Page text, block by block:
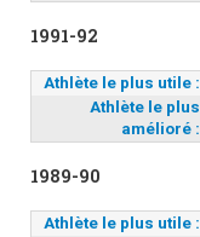
1991-92
Athlète le plus utile :
Athlète le plus
amélioré :
1989-90
Athlète le plus utile :